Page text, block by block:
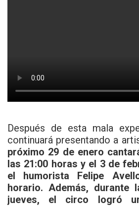
Después de esta mala
continuará presentando a
próximo 29 de enero
las 21:00 horas y el 3 de
el humorista Felipe
horario. Además, durante
jueves, el circo logró